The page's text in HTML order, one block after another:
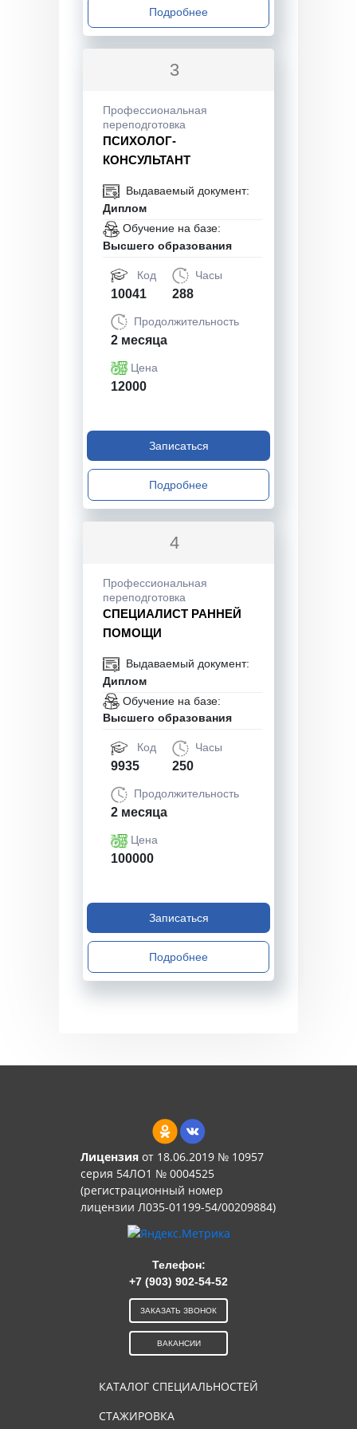
Подробнее
3
Профессиональная
переподготовка
ПСИХОЛОГ-
КОНСУЛЬТАНТ
Выдаваемый документ:
Диплом
Обучение на базе:
Высшего образования
Код
10041
Часы
288
Продолжительность
2 месяца
Цена
12000
Записаться
Подробнее
4
Профессиональная
переподготовка
СПЕЦИАЛИСТ РАННЕЙ
ПОМОЩИ
Выдаваемый документ:
Диплом
Обучение на базе:
Высшего образования
Код
9935
Часы
250
Продолжительность
2 месяца
Цена
100000
Записаться
Подробнее
Лицензияот 18.06.2019 № 10957
серия 54ЛО1 № 0004525
(регистрационный номер
лицензии Л035-01199-54/00209884)
КАТАЛОГ СПЕЦИАЛЬНОСТЕЙ
СТАЖИРОВКА
Телефон:
+7 (903) 902-54-52
ЗАКАЗАТЬ ЗВОНОК
ВАКАНСИИ